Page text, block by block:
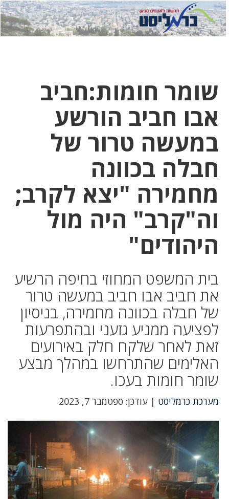
לחץ
כאן
לחץ
כדי
שומר חומות:חביב
אבו חביב הורשע
במעשה טרור של
חבלה בכוונה
מחמירה "יצא לקרב;
וה"קרב" היה מול
היהודים"
בית המשפט המחוזי בחיפה הרשיע
את חביב אבו חביב במעשה טרור
של חבלה בכוונה מחמירה, בניסיון
לפציעה ממניע גזעני ובהתפרעות
זאת לאחר שלקח חלק באירועים
האלימים שהתרחשו במהלך מבצע
שומר חומות בעכו.
מערכת כרמליסט | עודכן: ספטמבר 7, 2023